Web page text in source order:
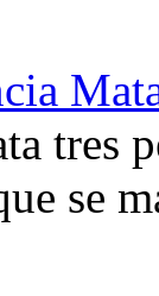
tres
se